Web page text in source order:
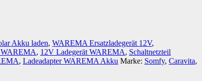
Akku laden, WAREMA Ersatzladegerät 12V,
WAREMA, 12V Ladegerät WAREMA, Schaltnetzteil
, Ladeadapter WAREMA Akku Marke: Somfy, Caravita,